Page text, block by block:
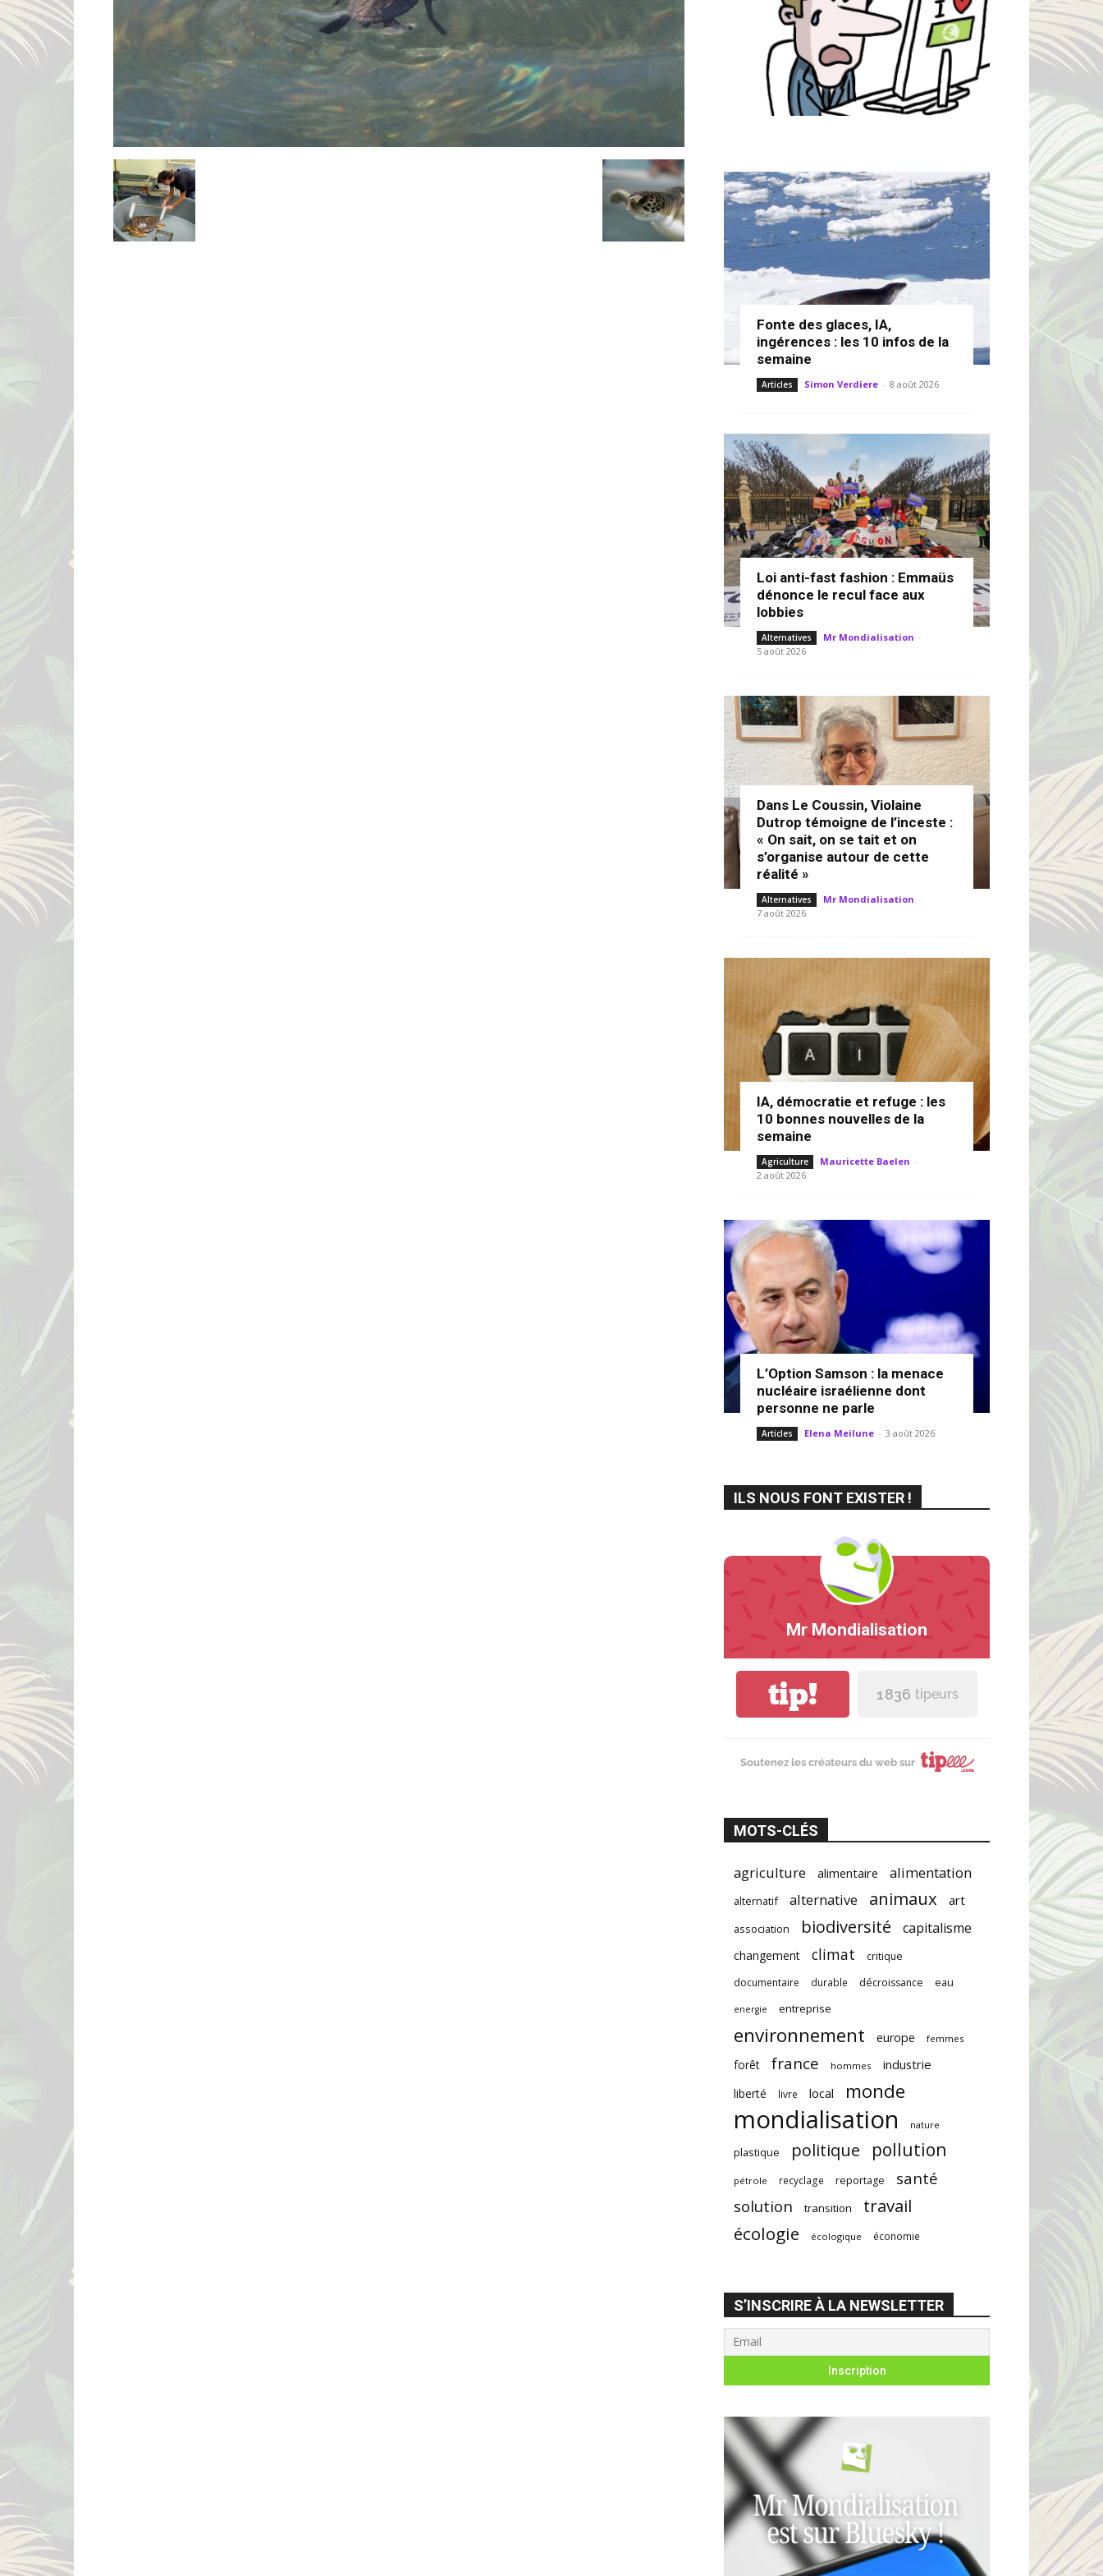
Fonte des glaces, IA,
ingérences : les 10 infos de la
semaine
Articles Simon Verdiere - 8 août 2026
Loi anti-fast fashion : Emmaüs
dénonce le recul face aux
lobbies
Alternatives Mr Mondialisation -
5 août 2026
Dans Le Coussin, Violaine
Dutrop témoigne de l’inceste :
« On sait, on se tait et on
s’organise autour de cette
réalité »
Alternatives Mr Mondialisation -
7 août 2026
IA, démocratie et refuge : les
10 bonnes nouvelles de la
semaine
Agriculture Mauricette Baelen -
2 août 2026
L’Option Samson : la menace
nucléaire israélienne dont
personne ne parle
Articles Elena Meilune - 3 août 2026
ILS NOUS FONT EXISTER !
Mr Mondialisation
tip! 1 836 tipeurs
Soutenez les créateurs du web sur
MOTS-CLÉS
agriculture alimentaire alimentation
alternatif alternative animaux art
association biodiversité capitalisme
changement climat
critique
documentaire
durable décroissance eau
energie entreprise
environnement europe femmes
forêt france hommes industrie
liberté livre local monde
mondialisation nature
plastique politique pollution
pétrole recyclage reportage
santé
solution
transition
travail
écologie
écologique économie
S’INSCRIRE À LA NEWSLETTER